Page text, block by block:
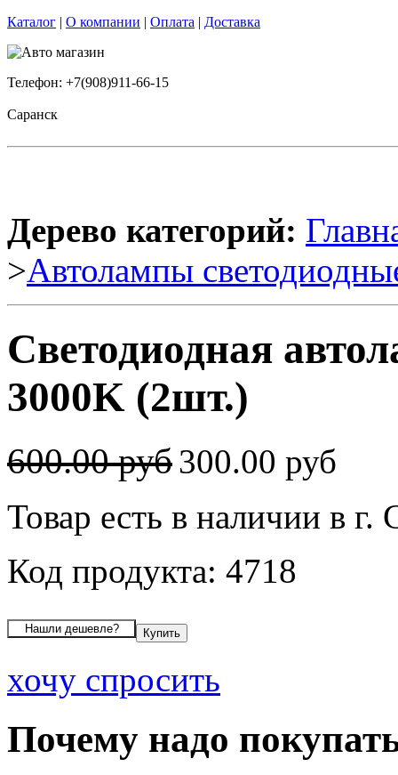
Каталог | О компании | Оплата | Доставка
Телефон: +7(908)911-66-15
Саранск
Дерево категорий:
>Автолампы
Светодиодная
3000K (2шт.)
600.00 руб300.00 руб
Товар есть в наличии в г.
Код продукта: 4718
хочу спросить
Почему надо